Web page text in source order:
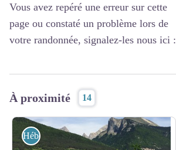
Vous avez repéré une erreur sur cette
page ou constaté un problème lors de
votre randonnée, signalez-les nous ici :
À proximité 14
Hébergements